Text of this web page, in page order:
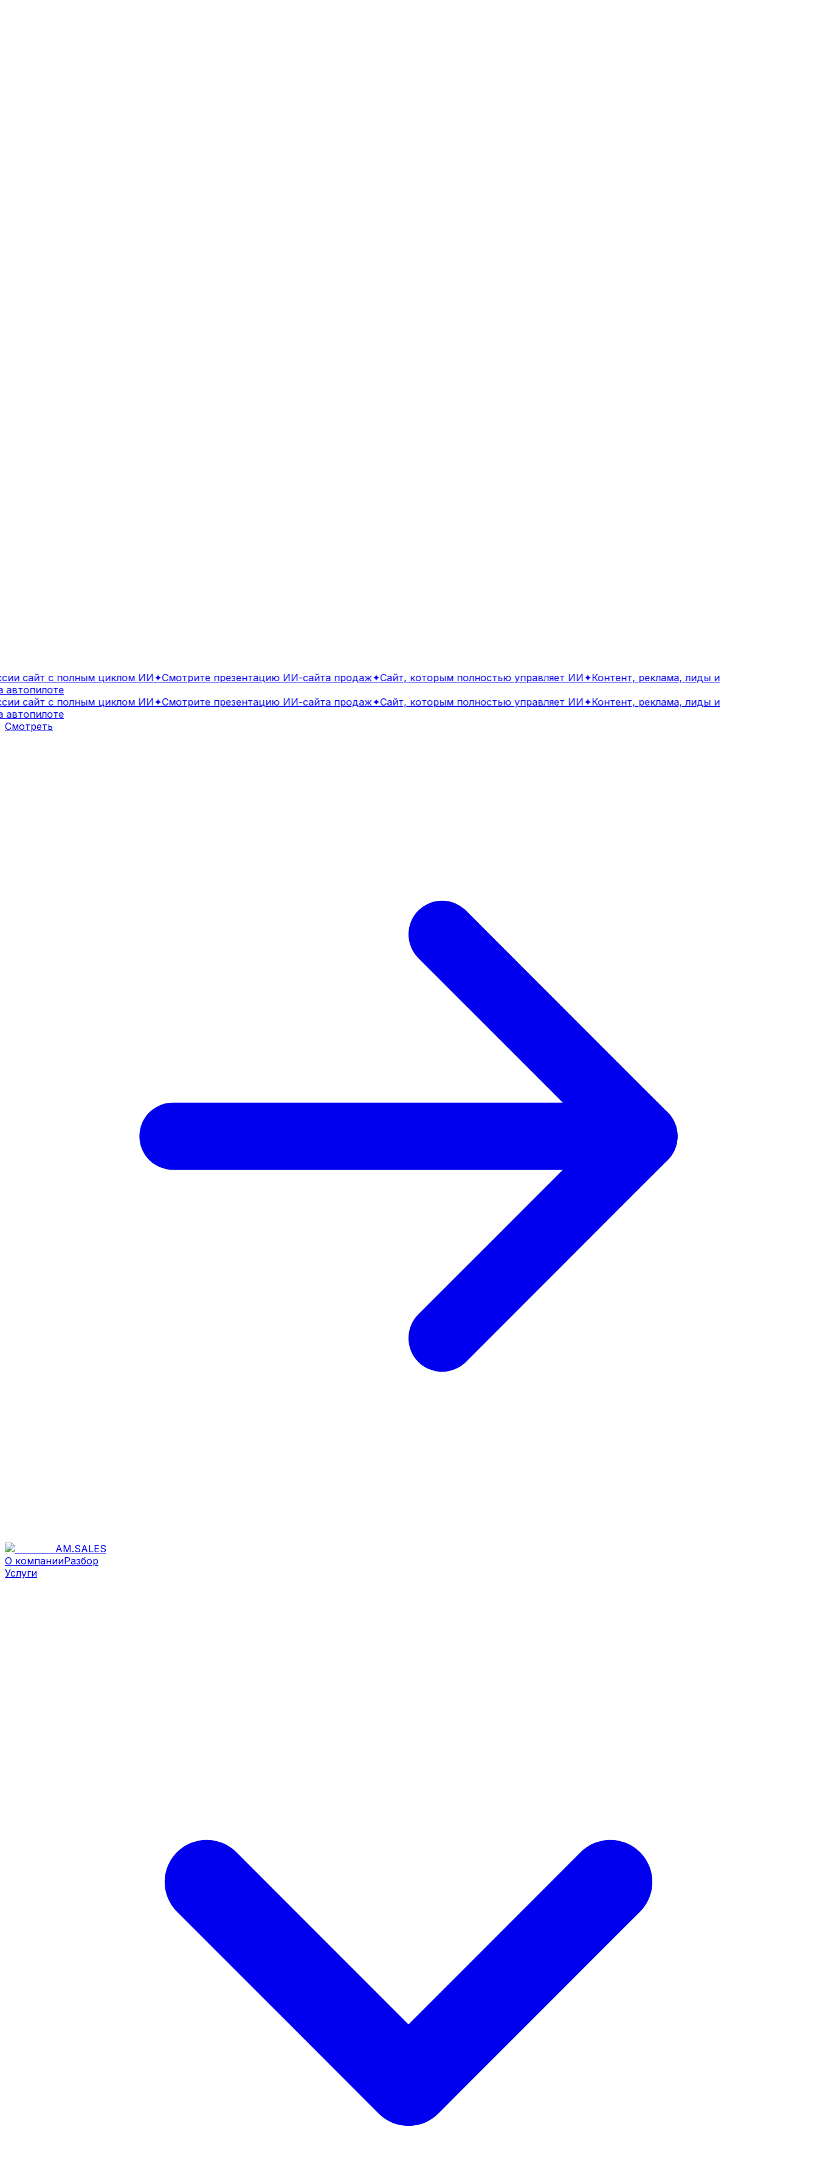
сайт с полным циклом ИИ✦Смотрите презентацию ИИ-сайта продаж✦Сайт, которым полностью управляет ИИ✦Контент, реклама, лиды и
сайт с полным циклом ИИ✦Смотрите презентацию ИИ-сайта продаж✦Сайт, которым полностью управляет ИИ✦Контент, реклама, лиды и
Смотреть
AM.SALES
О компанииРазбор
Услуги